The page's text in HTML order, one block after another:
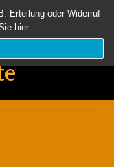
Länder
Erteilung oder Widerruf
hier: